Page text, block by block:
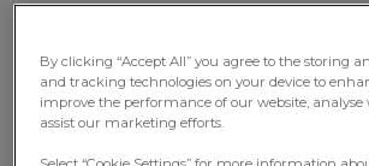
By clicking “Accept All” you agree to the storing
and tracking technologies on your device to
improve the performance of our website, analyse
assist our marketing efforts.